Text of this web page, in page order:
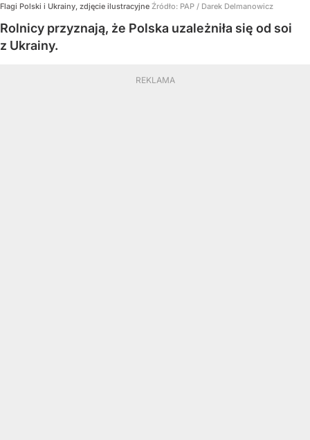
Flagi Polski i Ukrainy, zdjęcie ilustracyjne Źródło: PAP / Darek Delmanowicz
Rolnicy przyznają, że Polska uzależniła się od soi
z Ukrainy.